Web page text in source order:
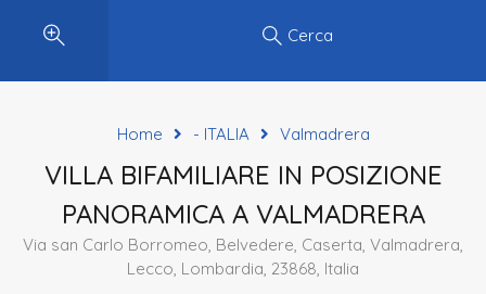
Cerca
Home - ITALIA Valmadrera
VILLA BIFAMILIARE IN POSIZIONE
PANORAMICA A VALMADRERA
Via san Carlo Borromeo, Belvedere, Caserta, Valmadrera,
Lecco, Lombardia, 23868, Italia